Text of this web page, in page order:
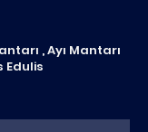
, Ayı Mantarı
Edulis